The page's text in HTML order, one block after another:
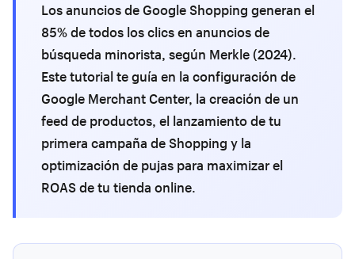
Los anuncios de Google Shopping generan el
85% de todos los clics en anuncios de
búsqueda minorista, según Merkle (2024).
Este tutorial te guía en la configuración de
Google Merchant Center, la creación de un
feed de productos, el lanzamiento de tu
primera campaña de Shopping y la
optimización de pujas para maximizar el
ROAS de tu tienda online.